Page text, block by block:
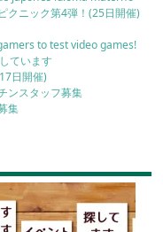
クニック第4弾！(25日開催)
to test video games!
ています
日開催)
ンスタッフ募集
集